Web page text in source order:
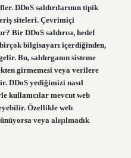
DDoS saldırılarının tipik
siteleri. Çevrimiçi
Bir DDoS saldırısı, hedef
bilgisayarı içerdiğinden,
Bu, saldırganın sisteme
girmemesi veya verilere
DDoS yediğimizi nasıl
kullanıcılar mevcut web
Özellikle web
veya alışılmadık